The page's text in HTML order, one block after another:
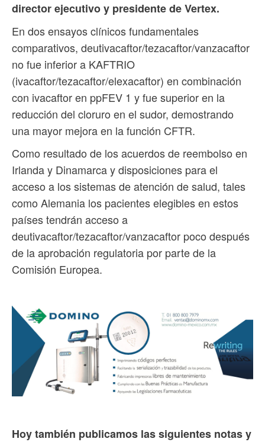
director ejecutivo y presidente de Vertex.
En dos ensayos clínicos fundamentales
comparativos, deutivacaftor/tezacaftor/vanzacaftor
no fue inferior a KAFTRIO
(ivacaftor/tezacaftor/elexacaftor) en combinación
con ivacaftor en ppFEV 1 y fue superior en la
reducción del cloruro en el sudor, demostrando
una mayor mejora en la función CFTR.
Como resultado de los acuerdos de reembolso en
Irlanda y Dinamarca y disposiciones para el
acceso a los sistemas de atención de salud, tales
como Alemania los pacientes elegibles en estos
países tendrán acceso a
deutivacaftor/tezacaftor/vanzacaftor poco después
de la aprobación regulatoria por parte de la
Comisión Europea.
Hoy también publicamos las siguientes notas y